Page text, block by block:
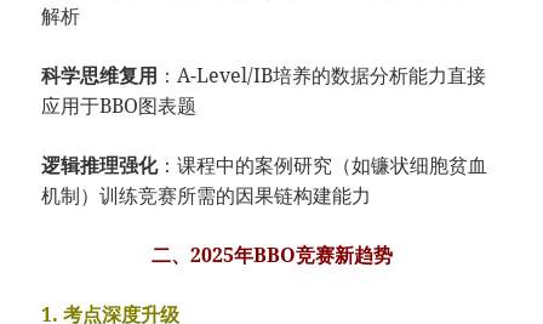
解析
科学思维复用​ ​：A-Level/IB培养的数据分析能力直接
应用于BBO图表题
​逻辑推理强化​​：课程中的案例研究（如镰状细胞贫血
机制）训练竞赛所需的因果链构建能力
​二、2025年BBO竞赛新趋势​
​1. 考点​​深度升级​